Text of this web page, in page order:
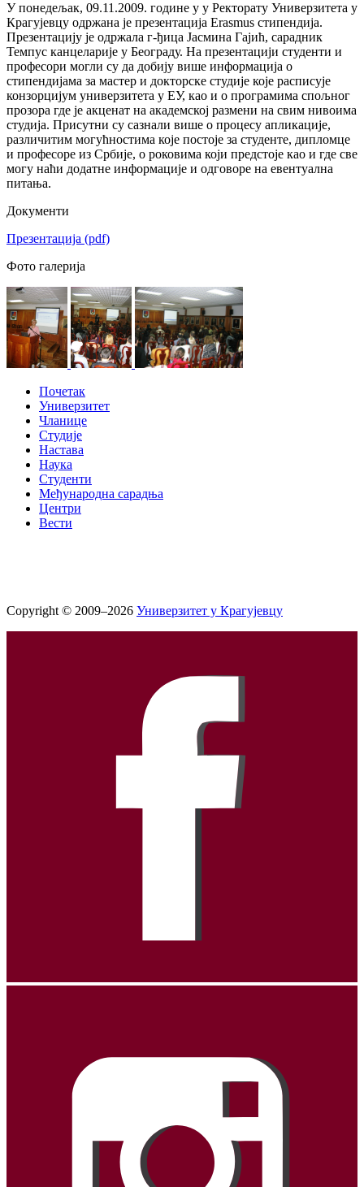
У понедељак, 09.11.2009. године у у Ректорату Универзитета у
Крагујевцу одржана је презентација Erasmus стипендија.
Презентацију је одржала г-ђица Јасмина Гајић, сарадник
Темпус канцеларије у Београду. На презентацији студенти и
професори могли су да добију више информација о
стипендијама за мастер и докторске студије које расписује
конзорцијум универзитета у ЕУ, као и о програмима спољног
прозора где је акценат на академској размени на свим нивоима
студија. Присутни су сазнали више о процесу апликације,
различитим могућностима које постоје за студенте, дипломце
и професоре из Србије, о роковима који предстоје као и где све
могу наћи додатне информације и одговоре на евентуална
питања.
Документи
Презентација (pdf)
Фото галерија
Почетак
Универзитет
Чланице
Студије
Настава
Наука
Студенти
Међународна сарадња
Центри
Вести
Copyright © 2009–2026 Универзитет у Крагујевцу